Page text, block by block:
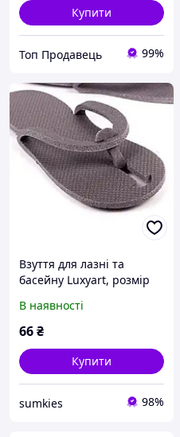
Купити
Топ Продавець 99%
Взуття для лазні та
басейну Luxyart, розмір
В наявності
66₴
Купити
sumkies 98%